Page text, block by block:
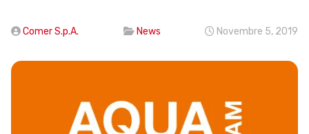
Comer S.p.A. News Novembre 5, 2019